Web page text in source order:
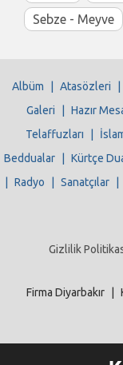
Sebze - Meyve
Albüm Atasözleri
Galeri
Hazır
Telaffuzları
Beddualar
Kürtçe
Radyo Sanatçılar
Gizlilik
Firma Diyarbakır